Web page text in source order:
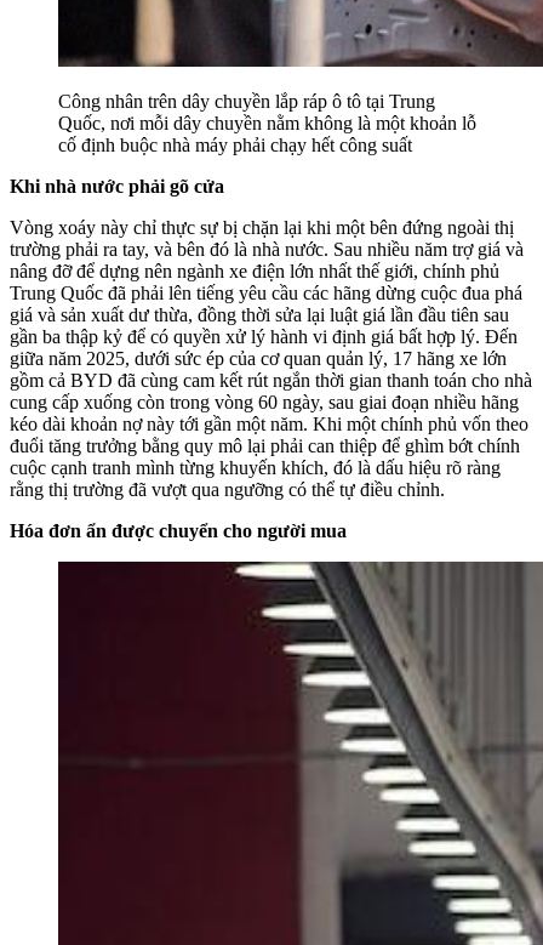
Công nhân trên dây chuyền lắp ráp ô tô tại Trung
Quốc, nơi mỗi dây chuyền nằm không là một khoản lỗ
cố định buộc nhà máy phải chạy hết công suất
Khi nhà nước phải gõ cửa
Vòng xoáy này chỉ thực sự bị chặn lại khi một bên đứng ngoài thị
trường phải ra tay, và bên đó là nhà nước. Sau nhiều năm trợ giá và
nâng đỡ để dựng nên ngành xe điện lớn nhất thế giới, chính phủ
Trung Quốc đã phải lên tiếng yêu cầu các hãng dừng cuộc đua phá
giá và sản xuất dư thừa, đồng thời sửa lại luật giá lần đầu tiên sau
gần ba thập kỷ để có quyền xử lý hành vi định giá bất hợp lý. Đến
giữa năm 2025, dưới sức ép của cơ quan quản lý, 17 hãng xe lớn
gồm cả BYD đã cùng cam kết rút ngắn thời gian thanh toán cho nhà
cung cấp xuống còn trong vòng 60 ngày, sau giai đoạn nhiều hãng
kéo dài khoản nợ này tới gần một năm. Khi một chính phủ vốn theo
đuổi tăng trưởng bằng quy mô lại phải can thiệp để ghìm bớt chính
cuộc cạnh tranh mình từng khuyến khích, đó là dấu hiệu rõ ràng
rằng thị trường đã vượt qua ngưỡng có thể tự điều chỉnh.
Hóa đơn ẩn được chuyển cho người mua